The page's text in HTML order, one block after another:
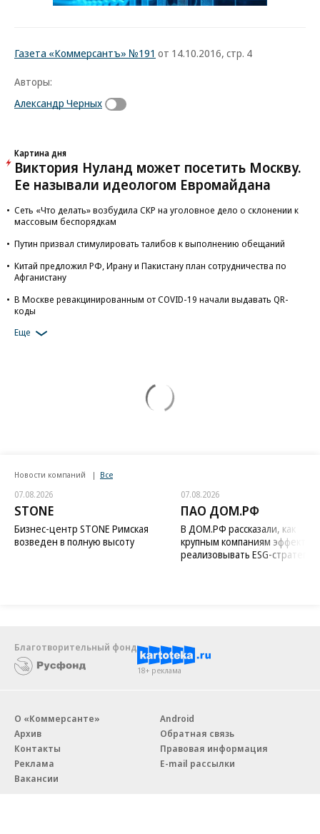
Газета «Коммерсантъ» №191 от 14.10.2016, стр. 4
Авторы:
Александр Черных
Картина дня
Виктория Нуланд может посетить Москву.
Ее называли идеологом Евромайдана
Сеть «Что делать» возбудила СКР на уголовное дело о склонении к
массовым беспорядкам
Путин призвал стимулировать талибов к выполнению обещаний
Китай предложил РФ, Ирану и Пакистану план сотрудничества по
Афганистану
В Москве ревакцинированным от COVID-19 начали выдавать QR-
коды
Еще
Новости компаний Все
07.08.2026
STONE
Бизнес-центр STONE Римская
возведен в полную высоту
07.08.2026
ПАО ДОМ.РФ
В ДОМ.РФ рассказали, как
крупным компаниям
реализовывать ESG-стратегию
Благотворительный фонд
18+ реклама
О «Коммерсанте»
Архив
Контакты
Реклама
Вакансии
Android
Обратная связь
Правовая информация
E-mail рассылки